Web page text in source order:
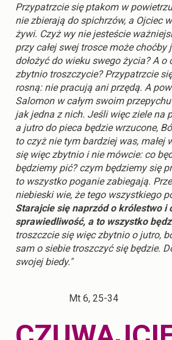
Przypatrzcie się ptakom w
nie zbierają do spichrzów, a Ojciec
żywi. Czyż wy nie jesteście
przy całej swej trosce może choćby
dołożyć do wieku swego życia? A o
zbytnio troszczycie? Przypatrzcie
rosną: nie pracują ani przędą. A
Salomon w całym swoim
jak jedna z nich. Jeśli więc ziele na
a jutro do pieca będzie wrzucone,
to czyż nie tym bardziej was, małej
się więc zbytnio i nie mówcie: co
będziemy pić? czym będziemy się
to wszystko poganie zabiegają.
niebieski wie, że tego wszystkiego
Starajcie się naprzód o królestwo i
sprawiedliwość, a to wszystko
troszczcie się więc zbytnio o jutro,
sam o siebie troszczyć się będzie.
swojej biedy."
Mt 6, 25-34